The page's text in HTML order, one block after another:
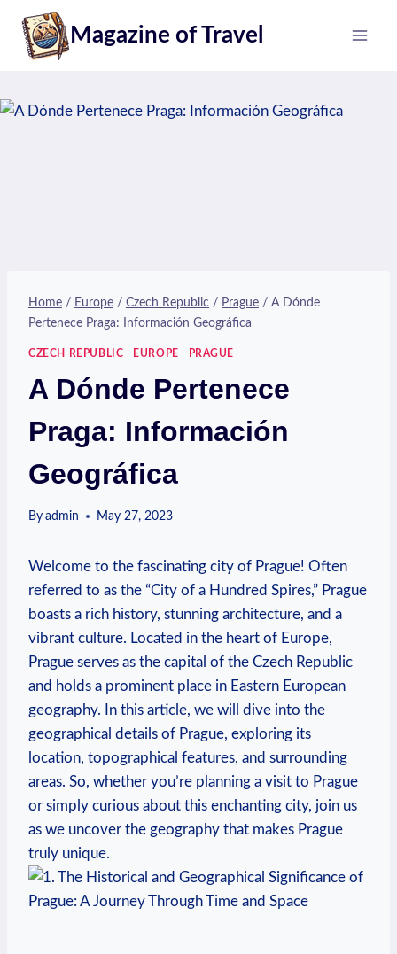
content
Magazine of Travel
Home / Europe / Czech Republic / Prague / A Dónde
Pertenece Praga: Información Geográfica
CZECH REPUBLIC EUROPE PRAGUE
A Dónde Pertenece
Praga: Información
Geográfica
By admin May 27, 2023
Welcome​ to the fascinating city of Prague!⁣ Often
referred to as the “City ‌of a Hundred ⁣Spires,” Prague
boasts a‍ rich history, stunning architecture, and a⁤
vibrant ⁢culture. ‌Located in the heart of Europe,
Prague serves as ⁢the capital⁣ of the Czech ⁤Republic
and ​holds a prominent place ‍in Eastern ​European
geography. In this article, we‌ will dive into ⁣the
⁤geographical details of Prague, ⁢exploring its
location,‌ topographical features, and ⁢surrounding
areas. So, whether you’re planning a visit to Prague‌
or simply curious about this enchanting‍ city,​ join us
as we ⁤uncover the ⁢geography that‌ makes Prague
truly ‌unique.